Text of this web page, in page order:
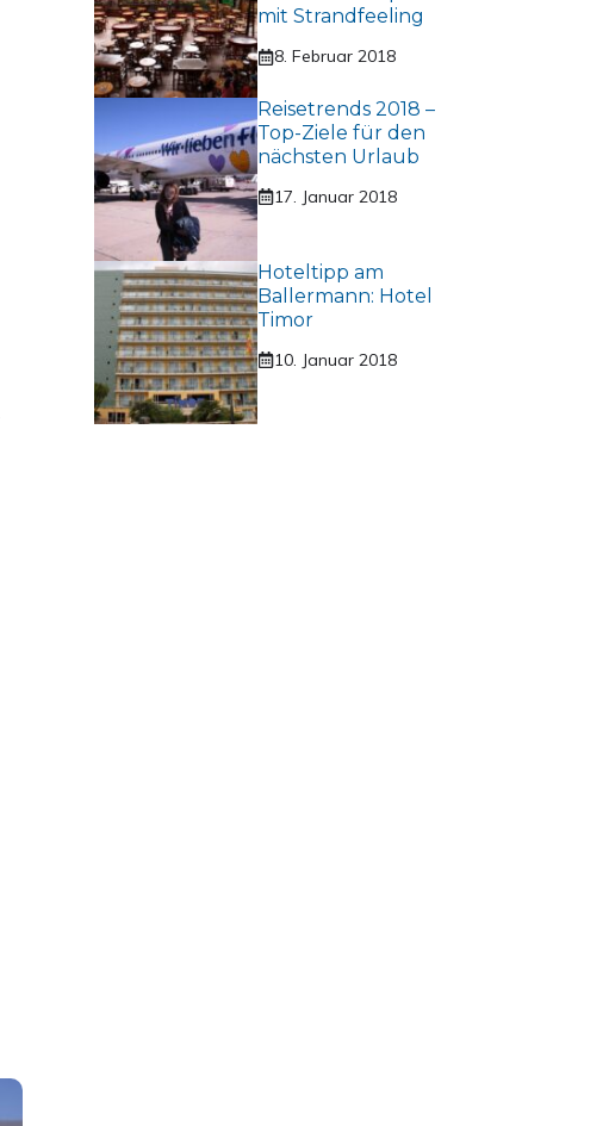
mit Strandfeeling
8. Februar 2018
Reisetrends 2018 –
Top-Ziele für den
nächsten Urlaub
17. Januar 2018
Hoteltipp am
Ballermann: Hotel
Timor
10. Januar 2018